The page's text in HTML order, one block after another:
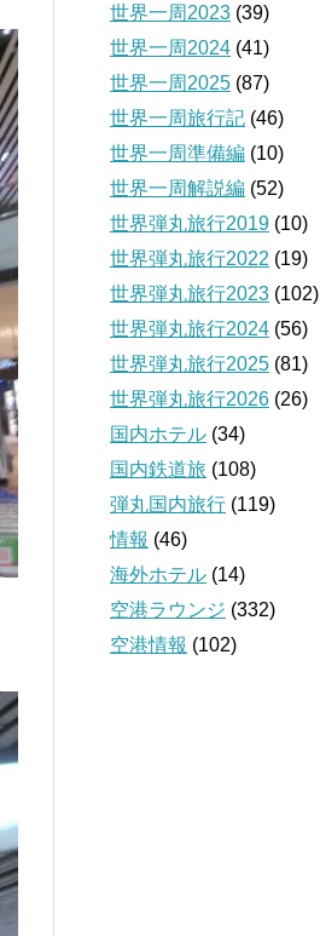
世界一周2023 (39)
世界一周2024 (41)
世界一周2025 (87)
世界一周旅行記 (46)
世界一周準備編 (10)
世界一周解説編 (52)
世界弾丸旅行2019 (10)
世界弾丸旅行2022 (19)
世界弾丸旅行2023 (102)
世界弾丸旅行2024 (56)
世界弾丸旅行2025 (81)
世界弾丸旅行2026 (26)
国内ホテル (34)
国内鉄道旅 (108)
弾丸国内旅行 (119)
情報 (46)
海外ホテル (14)
空港ラウンジ (332)
空港情報 (102)